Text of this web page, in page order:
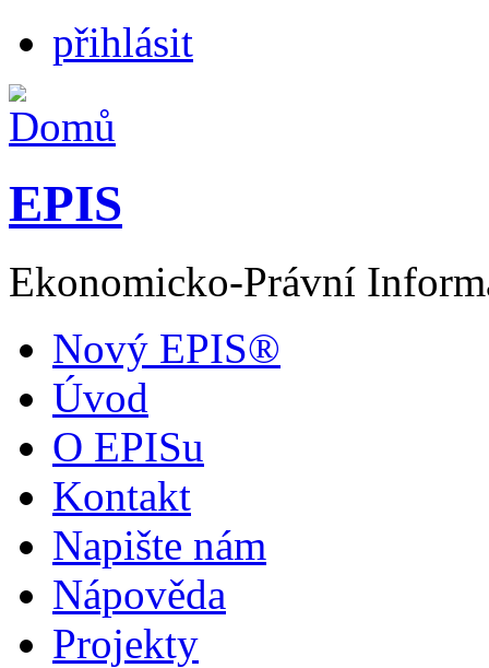
přihlásit
EPIS
Ekonomicko-Právní
Nový EPIS®
Úvod
O EPISu
Kontakt
Napište nám
Nápověda
Projekty